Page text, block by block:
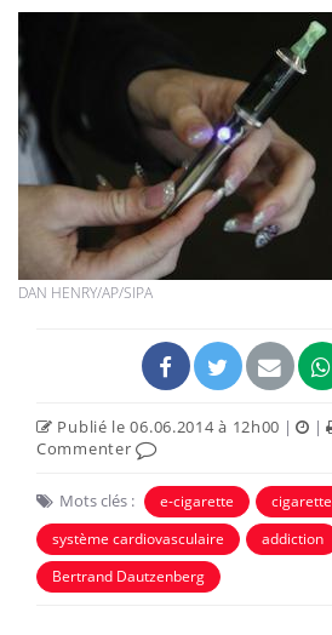
DAN HENRY/AP/SIPA
Publié le 06.06.2014 à 12h00 | |
Commenter
Mots clés : e-cigarette
cigarette
système cardiovasculaire
addiction
Bertrand Dautzenberg